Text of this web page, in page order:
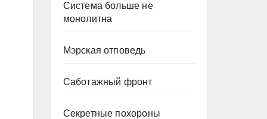
Система больше не
монолитна
Мэрская отповедь
Саботажный фронт
Секретные похороны